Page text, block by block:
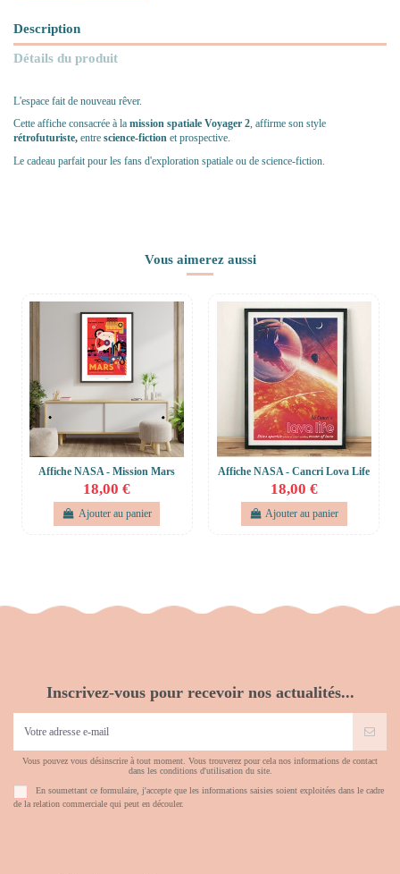
Description
Détails du produit
L'espace fait de nouveau rêver.
Cette affiche consacrée à la mission spatiale Voyager 2, affirme son style
rétrofuturiste, entre science-fiction et prospective.
Le cadeau parfait pour les fans d'exploration spatiale ou de science-fiction.
Vous aimerez aussi
Affiche NASA - Mission Mars
18,00 €
Ajouter au panier
Affiche NASA - Cancri Lova Life
18,00 €
Ajouter au panier
Inscrivez-vous pour recevoir nos actualités...
Vous pouvez vous désinscrire à tout moment. Vous trouverez pour cela nos informations de contact
dans les conditions d'utilisation du site.
En soumettant ce formulaire, j'accepte que les informations saisies soient exploitées dans le cadre
de la relation commerciale qui peut en découler.